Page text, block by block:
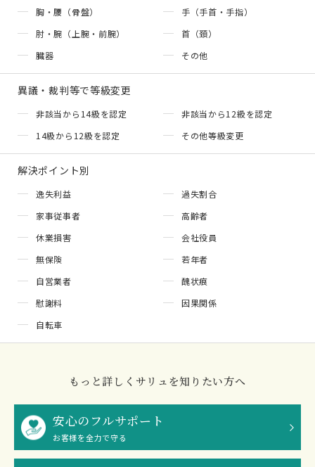
胸・腰（骨盤）
手（手首・手指）
肘・腕（上腕・前腕）
首（頚）
臓器
その他
異議・裁判等で等級変更
非該当から14級を認定
非該当から12級を認定
14級から12級を認定
その他等級変更
解決ポイント別
逸失利益
過失割合
家事従事者
高齢者
休業損害
会社役員
無保険
若年者
自営業者
醜状痕
慰謝料
因果関係
自転車
もっと詳しくサリュを知りたい方へ
安心のフルサポート
お客様を全力で守る